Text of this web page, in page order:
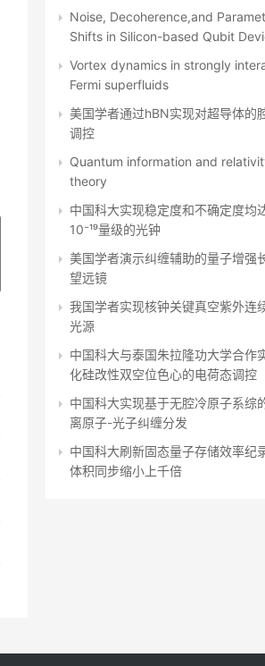
Noise, Decoherence,and
Shifts in Silicon-based Qubit
Vortex dynamics in strongly
Fermi superfluids
美国学者通过hBN实现对超导体的
调控
Quantum information and
theory
中国科大实现稳定度和不确定度均
10⁻¹⁹量级的光钟
美国学者演示纠缠辅助的量子增强
望远镜
我国学者实现核钟关键真空紫外连
光源
中国科大与泰国朱拉隆功大学合作
化硅改性双空位色心的电荷态调控
中国科大实现基于无腔冷原子系综
离原子-光子纠缠分发
中国科大刷新固态量子存储效率纪
体积同步缩小上千倍